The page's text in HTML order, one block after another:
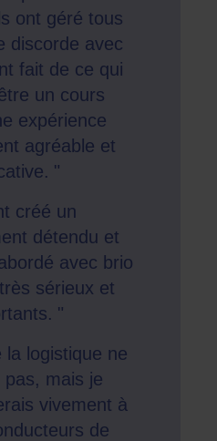
ont géré tous
discorde avec
fait de ce qui
un cours
expérience
agréable et
créé un
détendu et
avec brio
sérieux et
la logistique ne
pas, mais je
vivement à
de